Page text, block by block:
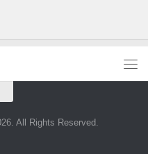
All Rights Reserved.